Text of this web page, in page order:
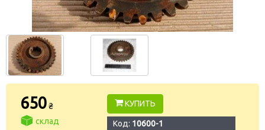
650₴
склад
КУПИТЬ
Код: 10600-1